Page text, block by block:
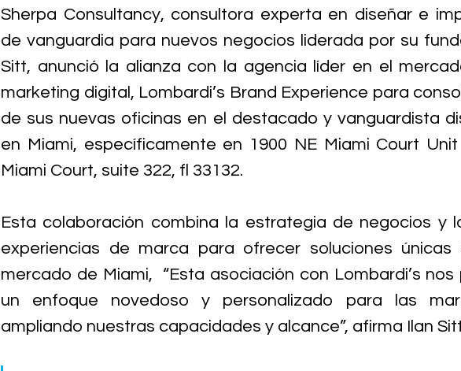
Sherpa Consultancy, consultora experta en diseñar e
de vanguardia para nuevos negocios liderada por su
Sitt, anunció la alianza con la agencia líder en el
marketing digital, Lombardi’s Brand Experience para
de sus nuevas oficinas en el destacado y vanguardista
en Miami, específicamente en 1900 NE Miami Court
Miami Court, suite 322, fl 33132.
Esta colaboración combina la estrategia de negocios y
experiencias de marca para ofrecer soluciones únicas
mercado de Miami,  “Esta asociación con Lombardi’s
un enfoque novedoso y personalizado para las
ampliando nuestras capacidades y alcance”, afirma Ilan